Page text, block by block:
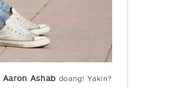
Aaron Ashab doang! Yakin?